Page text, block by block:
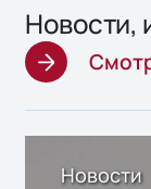
Новости,
Новости